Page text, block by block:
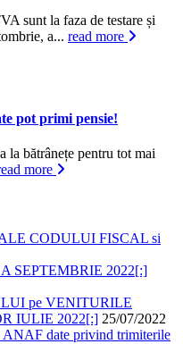
sunt la faza de testare și
a... read more
pot primi pensie!
la bătrânețe pentru tot mai
more
CODULUI FISCAL si
SEPTEMBRIE 2022[:]
pe VENITURILE
IULIE 2022[:] 25/07/2022
ANAF date privind trimiterile